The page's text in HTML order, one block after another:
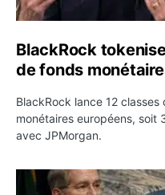
BlackRock
de fonds
BlackRock lance 12
monétaires européens, soit
avec JPMorgan.
Pétrole : le Brent